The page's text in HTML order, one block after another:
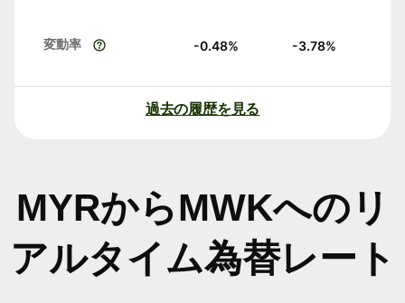
変動率 -0.48% -3.78%
過去の履歴を見る
MYRからMWKへのリ
アルタイム為替レート